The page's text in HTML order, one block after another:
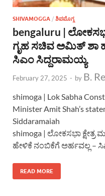
SHIVAMOGGA / ಶಿವಮೊಗ್ಗ
bengaluru |
ಗೃಹ ಸಚಿವ ಅಮಿತ್ ಶಾ
ಸಿಎಂ ಸಿದ್ದರಾಮಯ್ಯ
February 27, 2025 - by B.
shimoga | Lok Sabha
Minister Amit Shah’s
Siddaramaiah
shimoga | ಲೋಕಸಭಾ
ಹೇಳಿಕೆ ನಂಬಿಕೆಗೆ ಅರ್ಹವಲ್ಲ –
READ MORE